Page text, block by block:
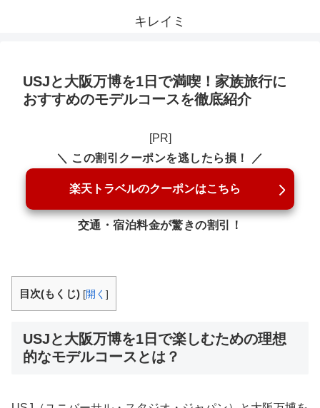
キレイミ
USJと大阪万博を1日で満喫！家族旅行に
おすすめのモデルコースを徹底紹介
[PR]
＼ この割引クーポンを逃したら損！ ／
楽天トラベルのクーポンはこちら
交通・宿泊料金が驚きの割引！
目次(もくじ) [開く ]
USJと大阪万博を1日で楽しむための理想
的なモデルコースとは？